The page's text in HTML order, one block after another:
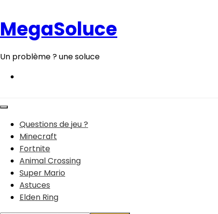
contenu
MegaSoluce
Un problème ? une soluce
Questions de jeu ?
Minecraft
Fortnite
Animal Crossing
Super Mario
Astuces
Elden Ring